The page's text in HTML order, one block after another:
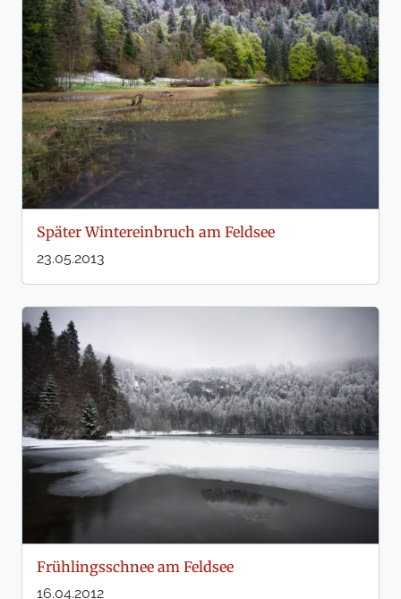
Später Wintereinbruch am Feldsee
23.05.2013
Frühlingsschnee am Feldsee
16.04.2012